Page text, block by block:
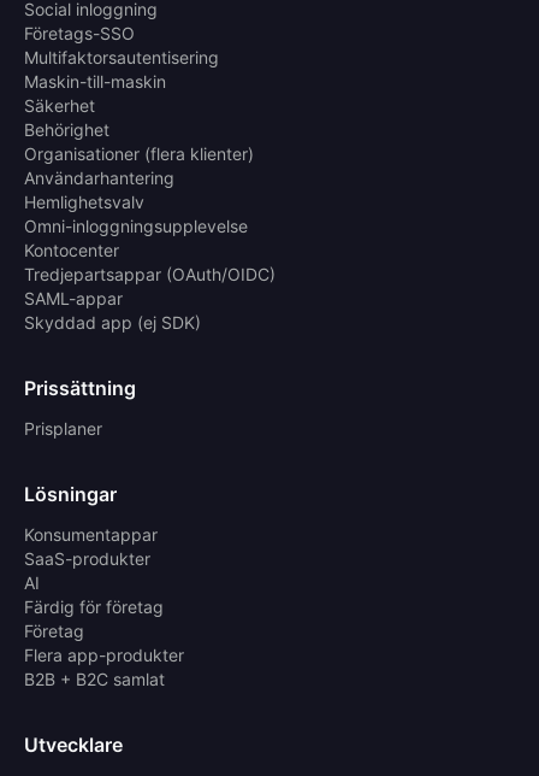
Social inloggning
Företags-SSO
Multifaktorsautentisering
Maskin-till-maskin
Säkerhet
Behörighet
Organisationer (flera klienter)
Användarhantering
Hemlighetsvalv
Omni-inloggningsupplevelse
Kontocenter
Tredjepartsappar (OAuth/OIDC)
SAML-appar
Skyddad app (ej SDK)
Prissättning
Prisplaner
Lösningar
Konsumentappar
SaaS-produkter
AI
Färdig för företag
Företag
Flera app-produkter
B2B + B2C samlat
Utvecklare